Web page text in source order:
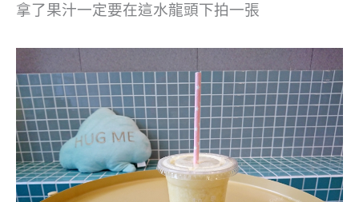
拿了果汁一定要在這水龍頭下拍一張